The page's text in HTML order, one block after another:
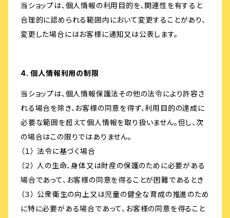
当ショップは、個人情報の利用目的を、関連性を有すると
合理的に認められる範囲内において変更することがあり、
変更した場合にはお客様に通知又は公表します。
4. 個人情報利用の制限
当ショップは、個人情報保護法その他の法令により許容さ
れる場合を除き、お客様の同意を得ず、利用目的の達成に
必要な範囲を超えて個人情報を取り扱いません。但し、次
の場合はこの限りではありません。
（１） 法令に基づく場合
（２） 人の生命、身体又は財産の保護のために必要がある
場合であって、お客様の同意を得ることが困難であるとき
（３） 公衆衛生の向上又は児童の健全な育成の推進のため
に特に必要がある場合であって、お客様の同意を得ること